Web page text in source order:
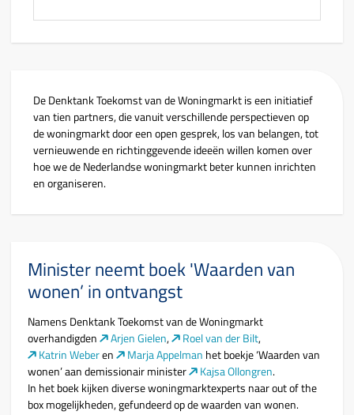
De Denktank Toekomst van de Woningmarkt is een initiatief
van tien partners, die vanuit verschillende perspectieven op
de woningmarkt door een open gesprek, los van belangen, tot
vernieuwende en richtinggevende ideeën willen komen over
hoe we de Nederlandse woningmarkt beter kunnen inrichten
en organiseren.
Minister neemt boek 'Waarden van
wonen’ in ontvangst
Namens Denktank Toekomst van de Woningmarkt
overhandigden
Arjen Gielen, Roel van der Bilt,
Katrin Weberen Marja Appelman het boekje ‘Waarden van
wonen’ aan demissionair minister
Kajsa Ollongren.
In het boek kijken diverse woningmarktexperts naar out of the
box mogelijkheden, gefundeerd op de waarden van wonen.